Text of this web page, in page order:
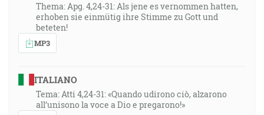
Thema: Apg. 4,24-31: Als jene es vernommen hatten,
erhoben sie einmütig ihre Stimme zu Gott und
beteten!
MP3
ITALIANO
Tema: Atti 4,24-31: «Quando udirono ciò, alzarono
all’unisono la voce a Dio e pregarono!»